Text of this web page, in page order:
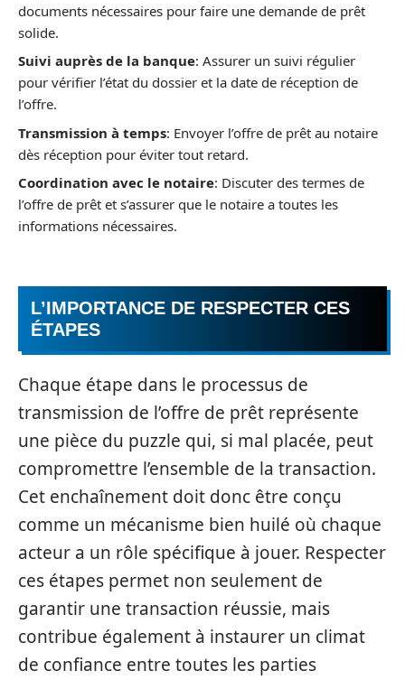
documents nécessaires pour faire une demande de prêt
solide.
Suivi auprès de la banque: Assurer un suivi régulier
pour vérifier l’état du dossier et la date de réception de
l’offre.
Transmission à temps: Envoyer l’offre de prêt au notaire
dès réception pour éviter tout retard.
Coordination avec le notaire: Discuter des termes de
l’offre de prêt et s’assurer que le notaire a toutes les
informations nécessaires.
L’IMPORTANCE DE RESPECTER CES
ÉTAPES
Chaque étape dans le processus de
transmission de l’offre de prêt représente
une pièce du puzzle qui, si mal placée, peut
compromettre l’ensemble de la transaction.
Cet enchaînement doit donc être conçu
comme un mécanisme bien huilé où chaque
acteur a un rôle spécifique à jouer. Respecter
ces étapes permet non seulement de
garantir une transaction réussie, mais
contribue également à instaurer un climat
de confiance entre toutes les parties